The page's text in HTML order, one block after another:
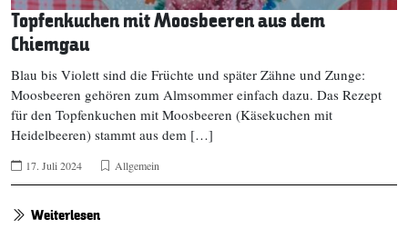
Topfenkuchen mit Moosbeeren aus dem
Chiemgau
Blau bis Violett sind die Früchte und später Zähne und Zunge:
Moosbeeren gehören zum Almsommer einfach dazu. Das Rezept
für den Topfenkuchen mit Moosbeeren (Käsekuchen mit
Heidelbeeren) stammt aus dem […]
17. Juli 2024 Allgemein
Weiterlesen